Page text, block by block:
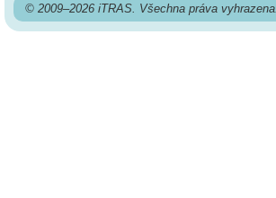
© 2009–2026 iTRAS. Všechna práva vyhrazena.